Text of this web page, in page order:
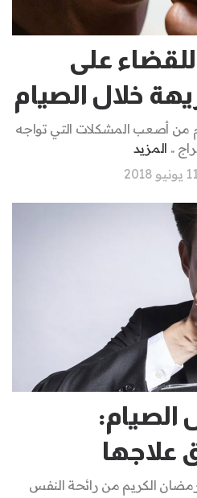
للقضاء على
خلال الصيام
من أصعب المشكلات التي تواجه
.. المزيد
الصيام:
علاجها
الكريم من رائحة النفس